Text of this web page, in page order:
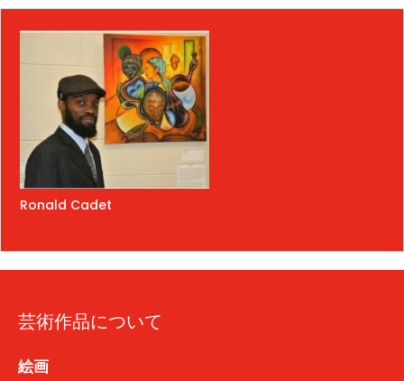
Ronald Cadet
芸術作品について
絵画